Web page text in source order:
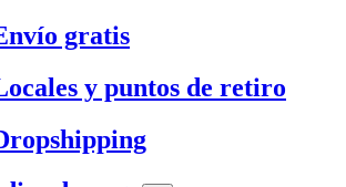
gratis
y puntos de retiro